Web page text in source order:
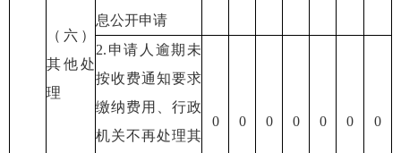
（六）
其他处
理
息公开申请
2.申请人逾期未
按收费通知要求
缴纳费用、行政
机关不再处理其
0 0 0 0 0 0 0